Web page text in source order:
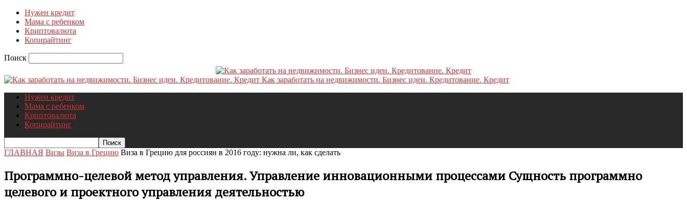
Нужен кредит
Мама с ребенком
Криптовалюта
Копирайтинг
Поиск
Как заработать на недвижимости. Бизнес идеи. Кредитование. Кредит
Нужен кредит
Мама с ребенком
Криптовалюта
Копирайтинг
ГЛАВНАЯ Визы Виза в Грецию Виза в Грецию для россиян в 2016 году: нужна ли, как сделать
Программно-целевой метод управления. Управление инновационными процессами Сущность программно
целевого и проектного управления деятельностью